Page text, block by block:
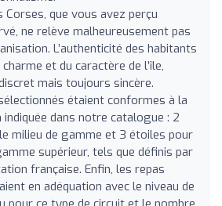
Corses, que vous avez perçu
ne relève malheureusement pas
L’authenticité des habitants
et du caractère de l’île,
mais toujours sincère.
étaient conformes à la
dans notre catalogue : 2
milieu de gamme et 3 étoiles pour
supérieur, tels que définis par
française. Enfin, les repas
en adéquation avec le niveau de